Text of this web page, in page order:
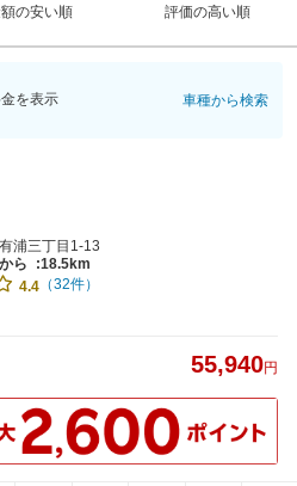
の安い順 評価の高い順
を表示 車種から検索
浦三丁目1-13
ら
:18.5km
4.4 （32件）
55,940円